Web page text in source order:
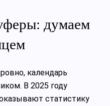
думаем
календарь
В 2025 году
статистику